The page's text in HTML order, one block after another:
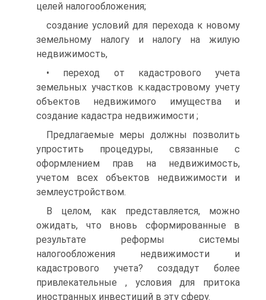
целей налогообложения;
создание условий для перехода к новому
земельному налогу и налогу на жилую
недвижимость,
• переход от кадастрового учета
земельных участков к.кадастровому учету
объектов недвижимого имущества и
создание кадастра недвижимости ;
Предлагаемые меры должны позволить
упростить процедуры, связанные с
оформлением прав на недвижимость,
учетом всех объектов недвижимости и
землеустройством.
В целом, как представляется, можно
ожидать, что вновь сформированные в
результате реформы системы
налогообложения недвижимости и
кадастрового учета? создадут более
привлекательные , условия для притока
иностранных инвестиций в эту сферу.